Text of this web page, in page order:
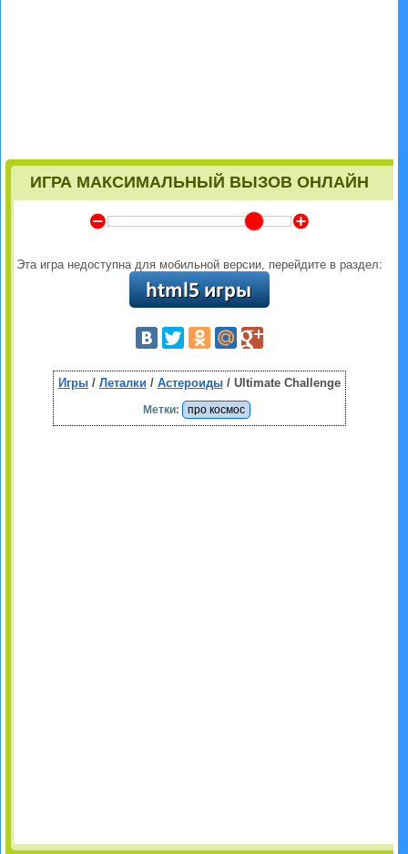
ИГРА МАКСИМАЛЬНЫЙ ВЫЗОВ ОНЛАЙН
Y Z
Эта игра недоступна для мобильной версии, перейдите в раздел:
Игры/ Леталки / Астероиды/ Ultimate Challenge
Метки: про космос